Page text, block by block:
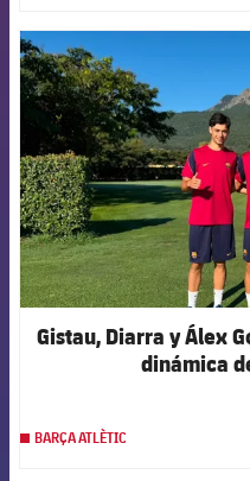
Gistau, Diarra y Álex
dinámica
BARÇA ATLÈTIC